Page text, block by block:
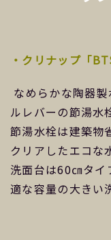
・クリナップ「
なめらかな陶器
ルレバーの節湯水
節湯水栓は建築物
クリアしたエコな
洗面台は60㎝タ
適な容量の大きい